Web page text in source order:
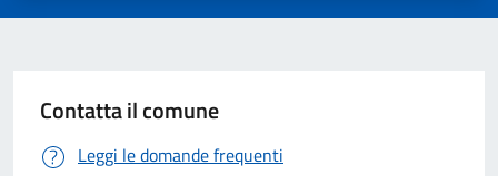
Contatta il comune
Leggi le domande frequenti